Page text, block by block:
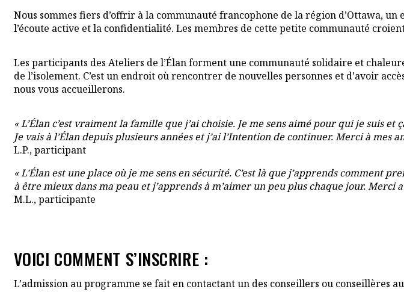
Nous sommes fiers d’offrir à la communauté francophone de la région d’Ottawa,
l’écoute active et la confidentialité. Les membres de cette petite communauté
Les participants des Ateliers de l’Élan forment une communauté solidaire et
de l’isolement. C’est un endroit où rencontrer de nouvelles personnes et d’avoir
nous vous accueillerons.
« L’Élan c’est vraiment la famille que j’ai choisie. Je me sens aimé pour qui je suis
Je vais à l’Élan depuis plusieurs années et j’ai l’Intention de continuer. Merci à mes
L.P., participant
« L’Élan est une place où je me sens en sécurité. C’est là que j’apprends comment
à être mieux dans ma peau et j’apprends à m’aimer un peu plus chaque jour. Merci
M.L., participante
VOICI COMMENT S’INSCRIRE :
L’admission au programme se fait en contactant un des conseillers ou conseillères